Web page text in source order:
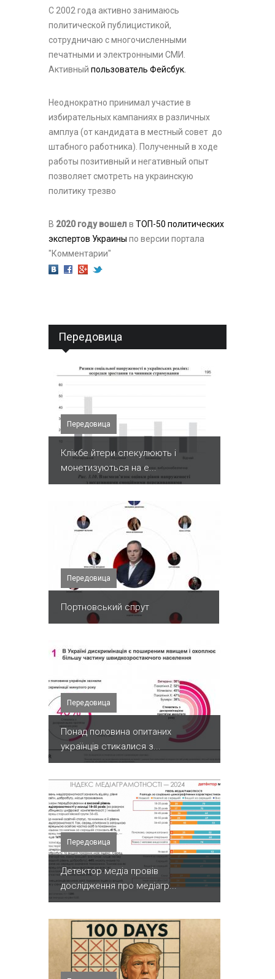
С 2002 года активно занимаюсь
политической публицистикой,
сотрудничаю с многочисленными
печатными и электронными СМИ.
Активный пользователь Фейсбук.
Неоднократно принимал участие в
избирательных кампаниях в различных
амплуа (от кандидата в местный совет до
штабного работника). Полученный в ходе
работы позитивный и негативный опыт
позволяет смотреть на украинскую
политику трезво
В 2020 году вошелв ТОП-50 политических
экспертов Украины по версии портала
"Комментарии"
Передовица
Передовица
Клікбе йтери спекулюють і
монетизуються на е...
Передовица
Портновський спрут
Передовица
Понад половина опитаних
українців стикалися з...
Передовица
Детектор медіа провів
дослідження про медіагр...